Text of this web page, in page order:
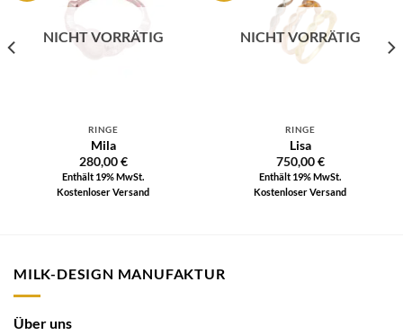
NICHT VORRÄTIG
RINGE
Mila
280,00€
Enthält 19% MwSt.
Kostenloser Versand
NICHT VORRÄTIG
RINGE
Lisa
750,00€
Enthält 19% MwSt.
Kostenloser Versand
MILK-DESIGN MANUFAKTUR
Über uns